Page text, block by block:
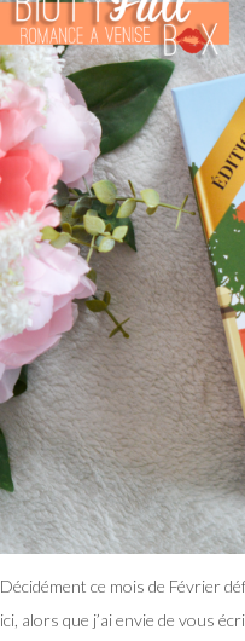
Décidément ce mois de Février
ici, alors que j’ai envie de vous